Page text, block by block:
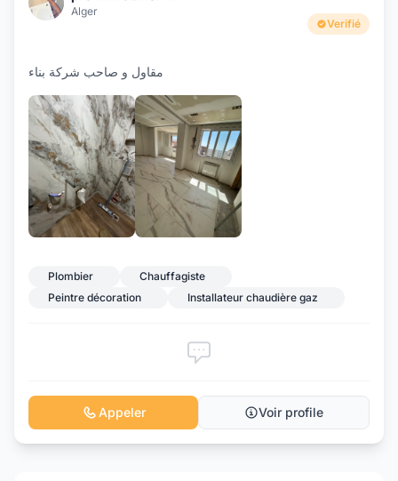
Alger
Verifié
مقاول و صاحب شركة بناء
Plombier
Chauffagiste
Peintre décoration
Installateur chaudière gaz
Appeler Voir profile